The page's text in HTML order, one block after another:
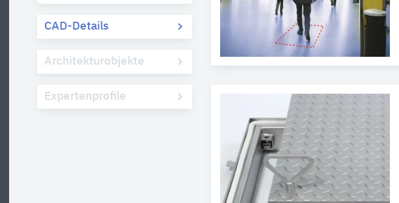
CAD-Details
Architekturobjekte
Expertenprofile